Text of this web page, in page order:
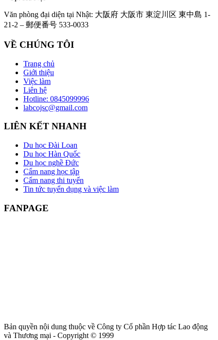
Văn phòng đại diện tại Nhật: 大阪府 大阪市 東淀川区 東中島 1-
21-2 – 郵便番号 533-0033
VỀ CHÚNG TÔI
Trang chủ
Giới thiệu
Việc làm
Liên hệ
Hotline: 0845099996
labcojsc@gmail.com
LIÊN KẾT NHANH
Du học Đài Loan
Du học Hàn Quốc
Du học nghề Đức
Cẩm nang học tập
Cẩm nang thi tuyển
Tin tức tuyển dụng và việc làm
FANPAGE
Bản quyền nội dung thuộc về Công ty Cổ phần Hợp tác Lao động
và Thương mại - Copyright © 1999